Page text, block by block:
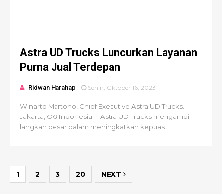
Astra UD Trucks Luncurkan Layanan
Purna Jual Terdepan
Ridwan Harahap Senin, Oktober 16, 2023
Winarto Martono, Chief Executive Astra UD Trucks.
Jakarta, OG Indonesia -- Astra UD Trucks mengambil
langkah besar dalam meningkatkan kepuas...
1 2 3 20 NEXT